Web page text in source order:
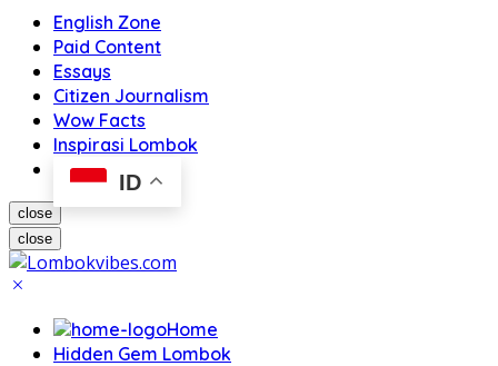
English Zone
Paid Content
Essays
Citizen Journalism
Wow Facts
Inspirasi Lombok
ID
close
close
Home
Hidden Gem Lombok